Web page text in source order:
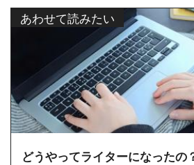
あわせて読みたい
どうやってライターになったの